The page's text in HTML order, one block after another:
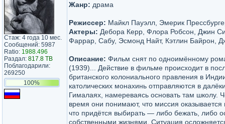
Стаж: 4 года 10 мес.
Сообщений: 5987
Ratio: 1988.496
Раздал: 817.8 TB
Поблагодарили:
269250
100%
Жанр: драма
Режиссер: Майкл Пауэлл, Эмерик
Актеры: Дебора Керр, Флора Робсон, Джин
Фаррар, Сабу, Эсмонд Найт, Кэтлин Байрон,
Описание: Фильм снят по одноимённому
(1939)... Действие в фильме происходит в
британского колониального правления в
католических монахинь отправляются в
Гималаях, намереваясь основать там школу.
время они понимают, что миссия оказывается
что придётся выбирать — либо бежать, либо
собственными жизнями. Ситуация